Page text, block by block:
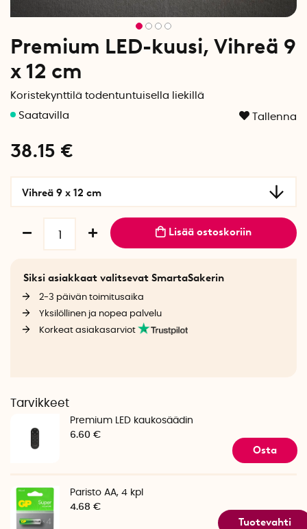
Premium LED-kuusi, Vihreä 9
x 12 cm
Koristekynttilä todentuntuisella liekillä
Tallenna
38.15 €
Vihreä 9 x 12 cm
Lisää ostoskoriin
Siksi asiakkaat valitsevat SmartaSakerin
2-3 päivän toimitusaika
Yksilöllinen ja nopea palvelu
Korkeat asiakasarviot
Tarvikkeet
Premium LED kaukosäädin
6.60 €
Osta
Paristo AA, 4 kpl
4.68 €
Tuotevahti